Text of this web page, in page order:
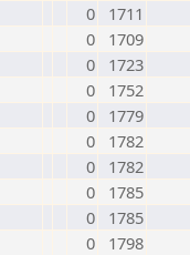
0
1711
0
1709
0
1723
0
1752
0
1779
0
1782
0
1782
0
1785
0
1785
0
1798